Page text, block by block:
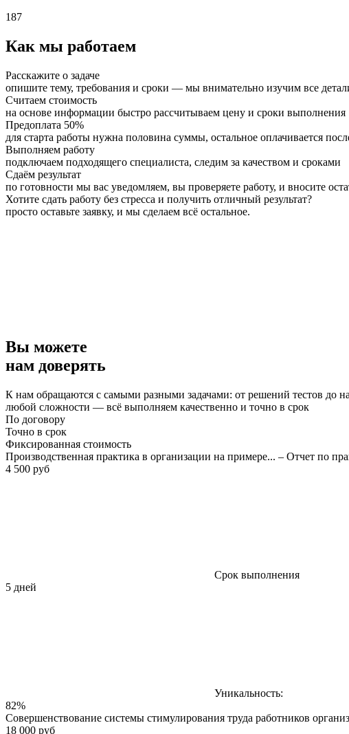
187
Как мы работаем
Расскажите о задаче
опишите тему, требования и сроки — мы внимательно изучим все
Считаем стоимость
на основе информации быстро рассчитываем цену и сроки выполнения
Предоплата 50%
для старта работы нужна половина суммы, остальное оплачивается
Выполняем работу
подключаем подходящего специалиста, следим за качеством и сроками
Сдаём результат
по готовности мы вас уведомляем, вы проверяете работу, и вносите
Хотите сдать работу без стресса и получить отличный результат?
просто оставьте заявку, и мы сделаем всё остальное.
Вы можете
нам доверять
К нам обращаются с самыми разными задачами: от решений тестов до
любой сложности — всё выполняем качественно и точно в срок
По договору
Точно в срок
Фиксированная стоимость
Производственная практика в организации на примере... – Отчет по
4 500 руб
Срок выполнения
5 дней
Уникальность:
82%
Совершенствование системы стимулирования труда работников
18 000 руб